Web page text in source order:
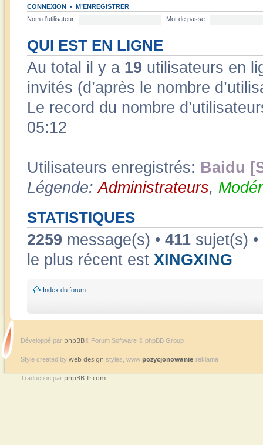
CONNEXION • M’ENREGISTRER
Nom d’utilisateur:
Mot de passe:
QUI EST EN LIGNE
Au total il y a 19 utilisateurs en
invités (d’après le nombre
Le record du nombre
05:12
Utilisateurs enregistrés: Baidu
Légende:Administrateurs,
STATISTIQUES
2259 message(s) • 411 sujet(s) •
le plus récent est XINGXING
Index du forum
Développé par phpBB® Forum Software © phpBB Group
Style created by web design styles, www pozycjonowanie reklama
Traduction par phpBB-fr.com